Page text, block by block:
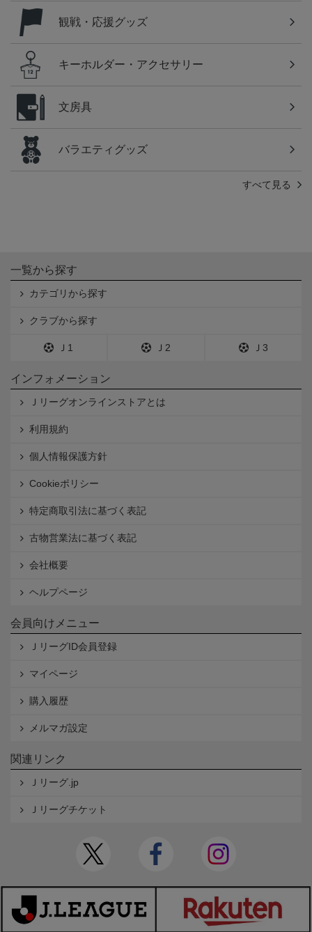
観戦・応援グッズ
キーホルダー・アクセサリー
文房具
バラエティグッズ
すべて見る
一覧から探す
カテゴリから探す
クラブから探す
Ｊ1 Ｊ2 Ｊ3
インフォメーション
Ｊリーグオンラインストアとは
利用規約
個人情報保護方針
Cookieポリシー
特定商取引法に基づく表記
古物営業法に基づく表記
会社概要
ヘルプページ
会員向けメニュー
ＪリーグID会員登録
マイページ
購入履歴
メルマガ設定
関連リンク
Ｊリーグ.jp
Ｊリーグチケット